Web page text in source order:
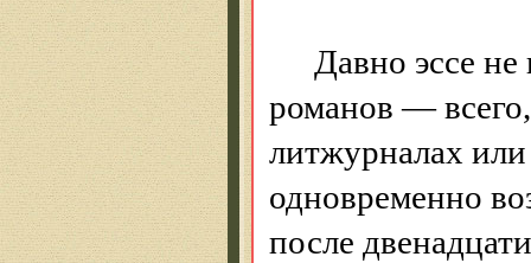
Давно эссе не
романов — всего,
литжурналах
одновременно
после